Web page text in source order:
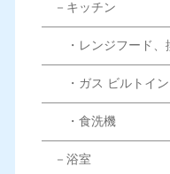
－キッチン
・レンジフード、
・ガス ビルトイン
・食洗機
－浴室